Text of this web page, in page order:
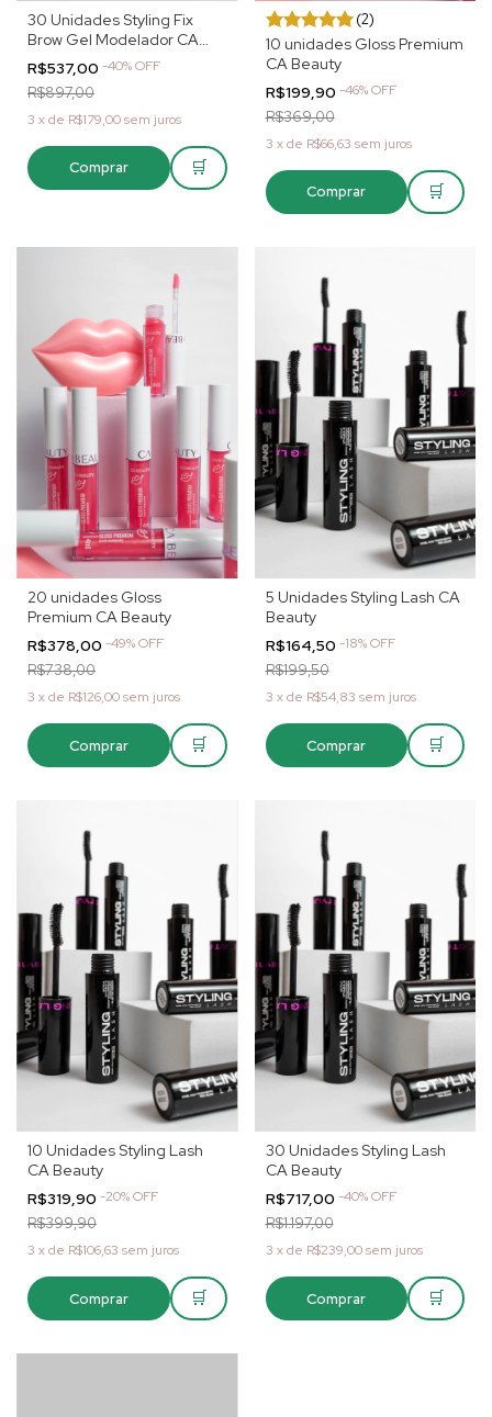
30 Unidades Styling Fix
Brow Gel Modelador CA
Beauty
R$537,00 -40%OFF
R$897,00
3 xde R$179,00sem juros
Comprar 🛒
10 unidades Gloss Premium
CA Beauty
(2)
R$199,90 -46%OFF
R$369,00
3 xde R$66,63 sem juros
Comprar 🛒
20 unidades Gloss
Premium CA Beauty
R$378,00 -49%OFF
R$738,00
3 xde R$126,00sem juros
Comprar 🛒
5 Unidades Styling Lash CA
Beauty
R$164,50 -18%OFF
R$199,50
3 xde R$54,83 sem juros
Comprar 🛒
10 Unidades Styling Lash
CA Beauty
R$319,90 -20%OFF
R$399,90
3 xde R$106,63 sem juros
Comprar 🛒
30 Unidades Styling Lash
CA Beauty
R$717,00 -40%OFF
R$1.197,00
3 xde R$239,00 sem juros
Comprar 🛒